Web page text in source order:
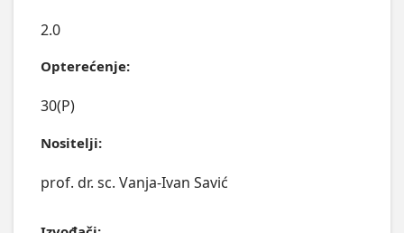
2.0
Opterećenje:
30(P)
Nositelji:
prof. dr. sc. Vanja-Ivan Savić